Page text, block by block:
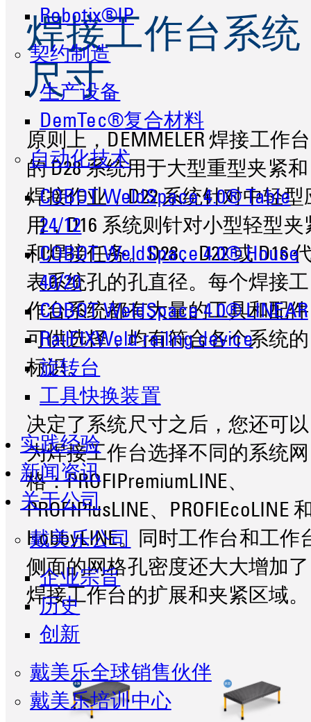
Robotix®IP
契约制造
生产设备
DemTec®复合材料
自动化技术
COBOT WeldSpace 4.0® Table
24/12
COBOT WeldSpace 4.0® House
40/20
COBOT WeldSpace 4.0® LINEAR
RailFIXWeld railing device
旋转台
工具快换装置
实践经验
新闻资讯
关于公司
戴美乐公司
企业宗旨
历史
创新
戴美乐全球销售伙伴
戴美乐培训中心
焊接工作台系统
尺寸
原则上，DEMMELER 焊接工作台
的 D28 系统用于大型重型夹紧和
焊接作业，D22 系统针对中轻型
用，D16 系统则针对小型轻型夹
和焊接任务。D28、D22 或 D16
表系统孔的孔直径。每个焊接工
作台系统都有大量的工具和配件
可供选择，均有符合各个系统的
标识。
决定了系统尺寸之后，您还可以
为焊接工作台选择不同的系统网
格：PROFIPremiumLINE、
PROFIPlusLINE、PROFIEcoLINE
HobbyLINE。同时工作台和工作
侧面的网格孔密度还大大增加了
焊接工作台的扩展和夹紧区域。